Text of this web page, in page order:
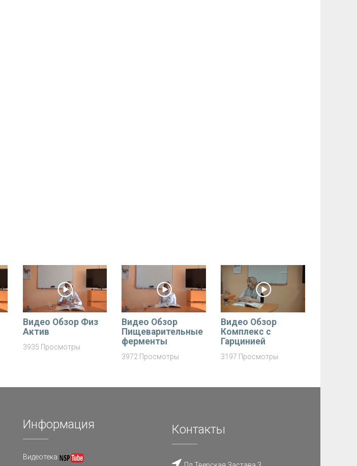
Видео Обзор Физ
Актив
3935 Просмотры
Видео Обзор
Пищеварительные
ферменты
3972 Просмотры
Видео Обзор
Комплекс с
Гарцинией
3197 Просмотры
Информация
Видеотека
Контакты